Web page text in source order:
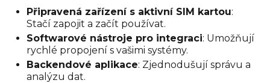
Připravená zařízení s aktivní SIM kartou:
Stačí zapojit a začít používat.
Softwarové nástroje pro integraci: Umožňují
rychlé propojení s vašimi systémy.
Backendové aplikace: Zjednodušují správu a
analýzu dat.